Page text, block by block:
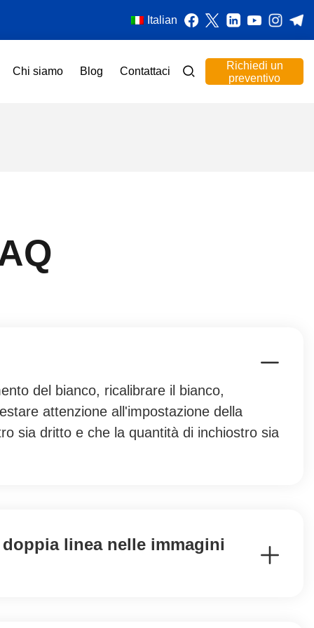
Italian
Chi siamo Blog Contattaci
Richiedi un
preventivo
del bianco, ricalibrare il bianco,
attenzione all'impostazione della
sia dritto e che la quantità di inchiostro sia
linea nelle immagini